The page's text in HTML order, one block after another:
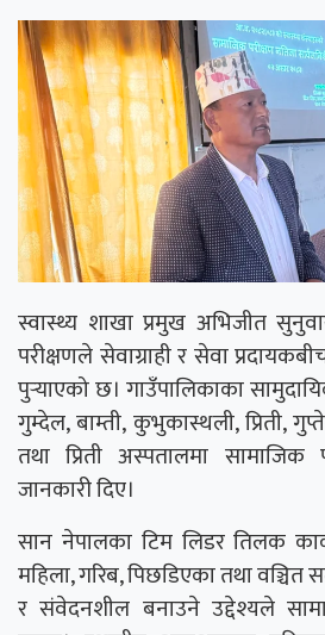
स्वास्थ्य शाखा प्रमुख अभिजीत
परीक्षणले सेवाग्राही र सेवा
पुर्‍याएको छ। गाउँपालिकाका
गुम्देल, बाम्ती, कुभुकास्थली, प्रिती,
तथा प्रिती अस्पतालमा
जानकारी दिए।
सान नेपालका टिम लिडर तिलक
महिला, गरिब, पिछडिएका तथा वञ्चित
र संवेदनशील बनाउने उद्देश्यले